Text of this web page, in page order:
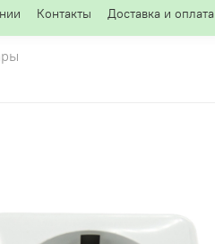
Контакты Доставка и оплата